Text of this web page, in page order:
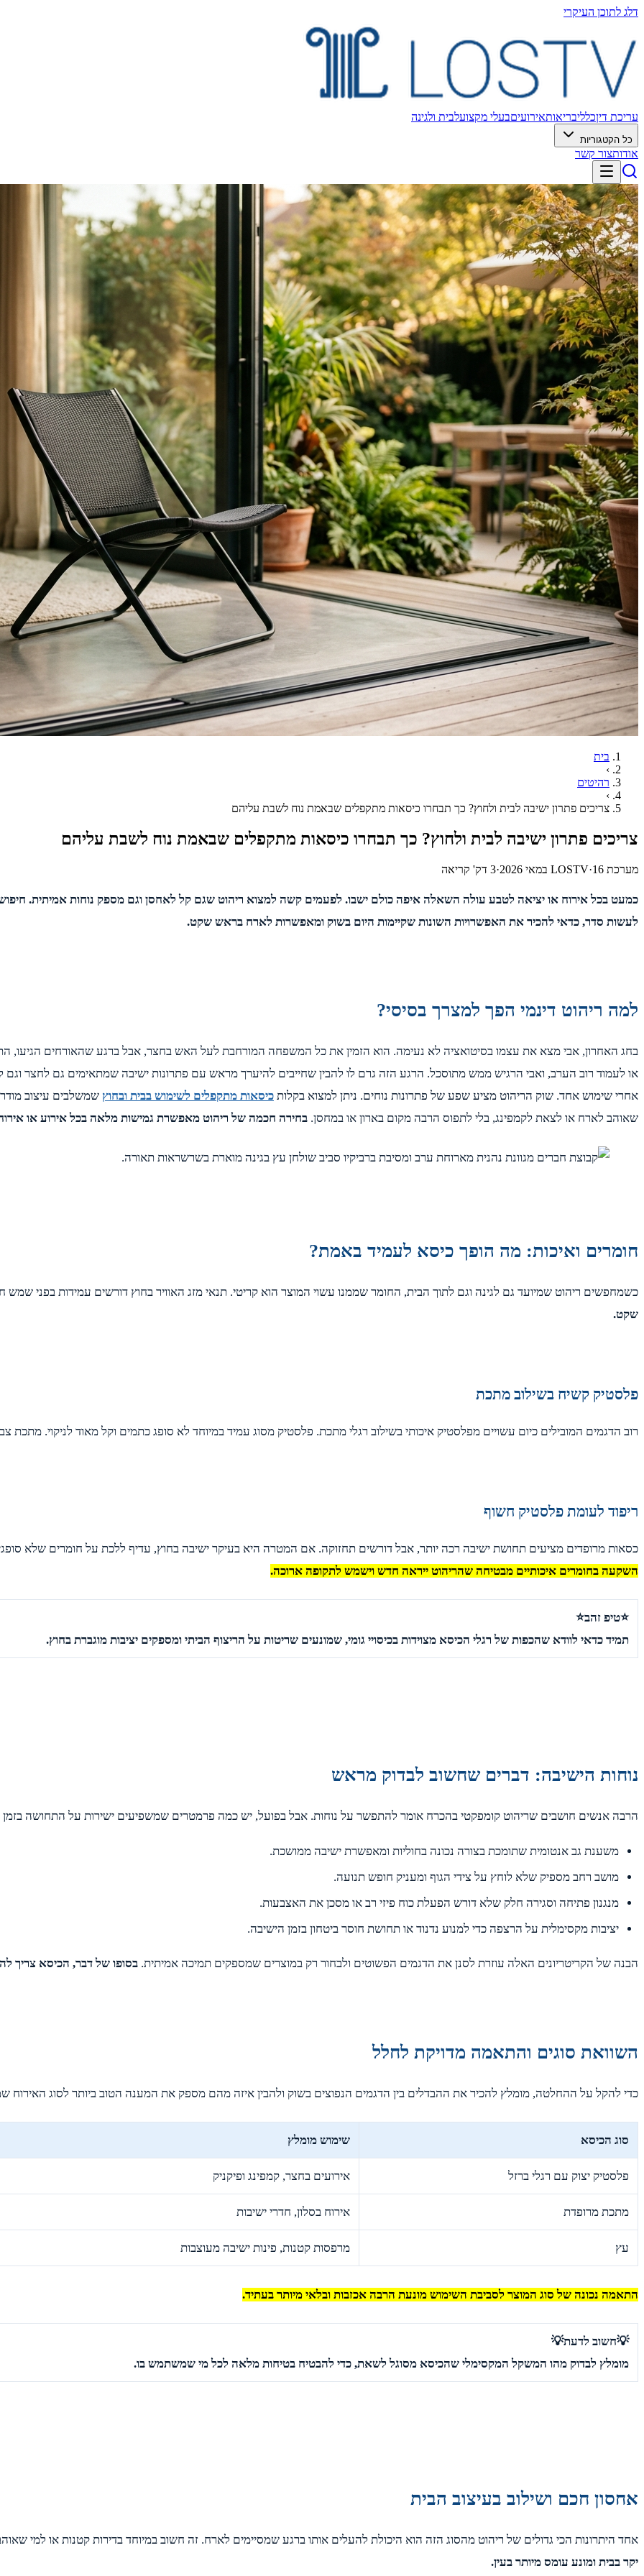
דלג לתוכן העיקרי
עריכת דיןכלליבריאותאירועיםבעלי מקצועלבית ולגינה
כל הקטגוריות
אודותצור קשר
בית
›
רהיטים
›
צריכים פתרון ישיבה לבית ולחוץ? כך תבחרו כיסאות מתקפלים שבאמת נוח לשבת עליהם
צריכים פתרון ישיבה לבית ולחוץ? כך תבחרו כיסאות מתקפלים שבאמת נוח לשבת עליהם
מערכת LOSTV ·16 במאי 2026 ·
3 דק' קריאה
כמעט בכל אירוח או יציאה לטבע עולה השאלה איפה כולם ישבו. לפעמים קשה למצוא ריהוט שגם קל לאחסן וגם מספק נוחות אמיתית.
לעשות סדר, כדאי להכיר את האפשרויות השונות שקיימות היום בשוק ומאפשרות לארח בראש שקט.
למה ריהוט דינמי הפך למצרך בסיסי?
בחג האחרון, אבי מצא את עצמו בסיטואציה לא נעימה. הוא הזמין את כל המשפחה המורחבת לעל האש בחצר, אבל ברגע שהאורחים הגיעו,
או לעמוד רוב הערב, ואבי הרגיש ממש מתוסכל. הרגע הזה גרם לו להבין שחייבים להיערך מראש עם פתרונות ישיבה שמתאימים גם לחצר
אחרי שימוש אחד. שוק הריהוט מציע שפע של פתרונות נוחים. ניתן למצוא בקלות כיסאות מתקפלים לשימוש בבית ובחוץ שמשלבים עיצוב
שאוהב לארח או לצאת לקמפינג, בלי לתפוס הרבה מקום בארון או במחסן. בחירה חכמה של ריהוט מאפשרת גמישות מלאה בכל אירוע או
חומרים ואיכות: מה הופך כיסא לעמיד באמת?
כשמחפשים ריהוט שמיועד גם לגינה וגם לתוך הבית, החומר שממנו עשוי המוצר הוא קריטי. תנאי מזג האוויר בחוץ דורשים עמידות בפני שמש
שקט.
פלסטיק קשיח בשילוב מתכת
רוב הדגמים המובילים כיום עשויים מפלסטיק איכותי בשילוב רגלי מתכת. פלסטיק מסוג עמיד במיוחד לא סופג כתמים וקל מאוד לניקוי. מתכת
ריפוד לעומת פלסטיק חשוף
כסאות מרופדים מציעים תחושת ישיבה רכה יותר, אבל דורשים תחזוקה. אם המטרה היא בעיקר ישיבה בחוץ, עדיף ללכת על חומרים שלא
השקעה בחומרים איכותיים מבטיחה שהריהוט ייראה חדש וישמש לתקופה ארוכה.
⭐טיפ זהב⭐
תמיד כדאי לוודא שהכפות של רגלי הכיסא מצוידות בכיסויי גומי, שמונעים שריטות על הריצוף הביתי ומספקים יציבות מוגברת בחוץ.
נוחות הישיבה: דברים שחשוב לבדוק מראש
הרבה אנשים חושבים שריהוט קומפקטי בהכרח אומר להתפשר על נוחות. אבל בפועל, יש כמה פרמטרים שמשפיעים ישירות על התחושה בזמן
משענת גב אנטומית שתומכת בצורה נכונה בחוליות ומאפשרת ישיבה ממושכת.
מושב רחב מספיק שלא לוחץ על צידי הגוף ומעניק חופש תנועה.
מנגנון פתיחה וסגירה חלק שלא דורש הפעלת כוח פיזי רב או מסכן את האצבעות.
יציבות מקסימלית על הרצפה כדי למנוע נדנוד או תחושת חוסר ביטחון בזמן הישיבה.
הבנה של הקריטריונים האלה עוזרת לסנן את הדגמים הפשוטים ולבחור רק במוצרים שמספקים תמיכה אמיתית. בסופו של דבר, הכיסא צריך
השוואת סוגים והתאמה מדויקת לחלל
כדי להקל על ההחלטה, מומלץ להכיר את ההבדלים בין הדגמים הנפוצים בשוק ולהבין איזה מהם מספק את המענה הטוב ביותר לסוג האירוח
סוג הכיסא שימוש מומלץ
פלסטיק יצוק עם רגלי ברזל אירועים בחצר, קמפינג ופיקניק
מתכת מרופדת אירוח בסלון, חדרי ישיבות
עץ מרפסות קטנות, פינות ישיבה מעוצבות
התאמה נכונה של סוג המוצר לסביבת השימוש מונעת הרבה אכזבות ובלאי מיותר בעתיד.
💡חשוב לדעת💡
מומלץ לבדוק מהו המשקל המקסימלי שהכיסא מסוגל לשאת, כדי להבטיח בטיחות מלאה לכל מי שמשתמש בו.
אחסון חכם ושילוב בעיצוב הבית
אחד היתרונות הכי גדולים של ריהוט מהסוג הזה הוא היכולת להעלים אותו ברגע שמסיימים לארח. זה חשוב במיוחד בדירות קטנות או למי
יקר בבית ומונע עומס מיותר בעין.